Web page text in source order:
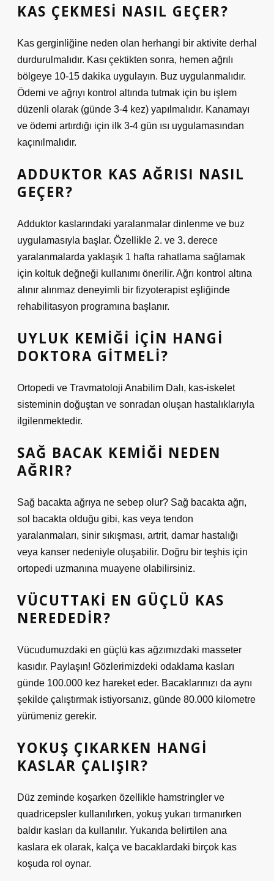
KAS ÇEKMESI NASIL GEÇER?
Kas gerginliğine neden olan herhangi bir aktivite derhal
durdurulmalıdır. Kası çektikten sonra, hemen ağrılı
bölgeye 10-15 dakika uygulayın. Buz uygulanmalıdır.
Ödemi ve ağrıyı kontrol altında tutmak için bu işlem
düzenli olarak (günde 3-4 kez) yapılmalıdır. Kanamayı
ve ödemi artırdığı için ilk 3-4 gün ısı uygulamasından
kaçınılmalıdır.
ADDUKTOR KAS AĞRISI NASIL
GEÇER?
Adduktor kaslarındaki yaralanmalar dinlenme ve buz
uygulamasıyla başlar. Özellikle 2. ve 3. derece
yaralanmalarda yaklaşık 1 hafta rahatlama sağlamak
için koltuk değneği kullanımı önerilir. Ağrı kontrol altına
alınır alınmaz deneyimli bir fizyoterapist eşliğinde
rehabilitasyon programına başlanır.
UYLUK KEMIĞI IÇIN HANGI
DOKTORA GITMELI?
Ortopedi ve Travmatoloji Anabilim Dalı, kas-iskelet
sisteminin doğuştan ve sonradan oluşan hastalıklarıyla
ilgilenmektedir.
SAĞ BACAK KEMIĞI NEDEN
AĞRIR?
Sağ bacakta ağrıya ne sebep olur? Sağ bacakta ağrı,
sol bacakta olduğu gibi, kas veya tendon
yaralanmaları, sinir sıkışması, artrit, damar hastalığı
veya kanser nedeniyle oluşabilir. Doğru bir teşhis için
ortopedi uzmanına muayene olabilirsiniz.
VÜCUTTAKI EN GÜÇLÜ KAS
NEREDEDIR?
Vücudumuzdaki en güçlü kas ağzımızdaki masseter
kasıdır. Paylaşın! Gözlerimizdeki odaklama kasları
günde 100.000 kez hareket eder. Bacaklarınızı da aynı
şekilde çalıştırmak istiyorsanız, günde 80.000 kilometre
yürümeniz gerekir.
YOKUŞ ÇIKARKEN HANGI
KASLAR ÇALIŞIR?
Düz zeminde koşarken özellikle hamstringler ve
quadricepsler kullanılırken, yokuş yukarı tırmanırken
baldır kasları da kullanılır. Yukarıda belirtilen ana
kaslara ek olarak, kalça ve bacaklardaki birçok kas
koşuda rol oynar.